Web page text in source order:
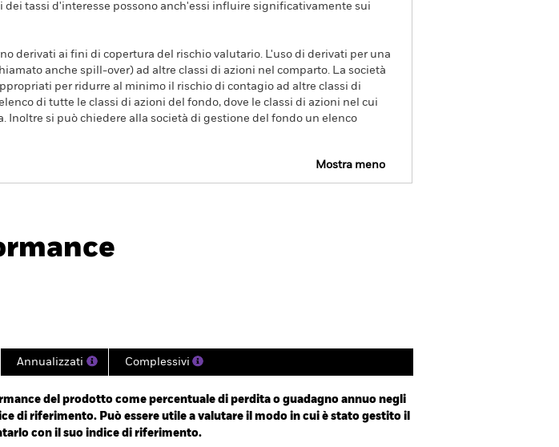
tassi d'interesse possono anch'essi influire significativamente sui
derivati ai fini di copertura del rischio valutario. L'uso di derivati per una
anche spill-over) ad altre classi di azioni nel comparto. La società
per ridurre al minimo il rischio di contagio ad altre classi di
di tutte le classi di azioni del fondo, dove le classi di azioni nel cui
Inoltre si può chiedere alla società di gestione del fondo un elenco
Mostra meno
Scheda
05 00:00:00.
Annualizzati Complessivi
del prodotto come percentuale di perdita o guadagno annuo negli
di riferimento. Può essere utile a valutare il modo in cui è stato gestito il
con il suo indice di riferimento.